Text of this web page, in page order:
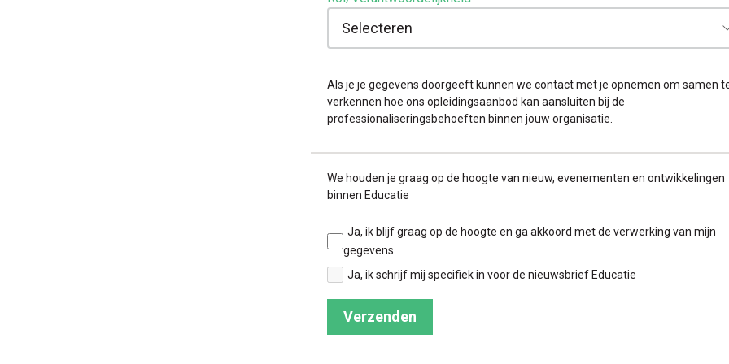
Als je je gegevens doorgeeft kunnen we contact met je opnemen om samen
verkennen hoe ons opleidingsaanbod kan aansluiten bij de
professionaliseringsbehoeften binnen jouw organisatie.
We houden je graag op de hoogte van nieuw, evenementen en ontwikkelingen
binnen Educatie
Ja, ik blijf graag op de hoogte en ga akkoord met de verwerking van mijn
gegevens
Ja, ik schrijf mij specifiek in voor de nieuwsbrief Educatie
Verzenden